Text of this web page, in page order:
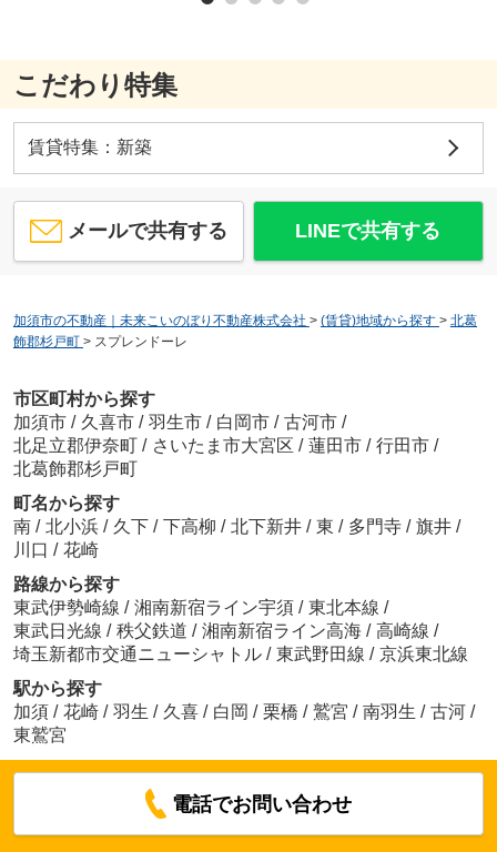
こだわり特集
賃貸特集：新築
メールで共有する LINEで共有する
加須市の不動産｜未来こいのぼり不動産株式会社 > (賃貸)地域から探す > 北葛
飾郡杉戸町 > スプレンドーレ
市区町村から探す
加須市 / 久喜市 / 羽生市 / 白岡市 / 古河市 /
北足立郡伊奈町 / さいたま市大宮区 / 蓮田市 / 行田市 /
北葛飾郡杉戸町
町名から探す
南 / 北小浜 / 久下 / 下高柳 / 北下新井 / 東 / 多門寺 / 旗井 /
川口 / 花崎
路線から探す
東武伊勢崎線 / 湘南新宿ライン宇須 / 東北本線 /
東武日光線 / 秩父鉄道 / 湘南新宿ライン高海 / 高崎線 /
埼玉新都市交通ニューシャトル / 東武野田線 / 京浜東北線
駅から探す
加須 / 花崎 / 羽生 / 久喜 / 白岡 / 栗橋 / 鷲宮 / 南羽生 / 古河 /
東鷲宮
電話でお問い合わせ